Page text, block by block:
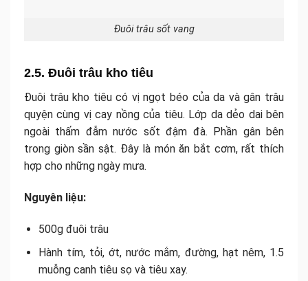
Đuôi trâu sốt vang
2.5. Đuôi trâu kho tiêu
Đuôi trâu kho tiêu có vị ngọt béo của da và gân trâu
quyện cùng vị cay nồng của tiêu. Lớp da dẻo dai bên
ngoài thấm đẫm nước sốt đậm đà. Phần gân bên
trong giòn sần sật. Đây là món ăn bắt cơm, rất thích
hợp cho những ngày mưa.
Nguyên liệu:
500g đuôi trâu
Hành tím, tỏi, ớt, nước mắm, đường, hạt nêm, 1.5
muỗng canh tiêu sọ và tiêu xay.